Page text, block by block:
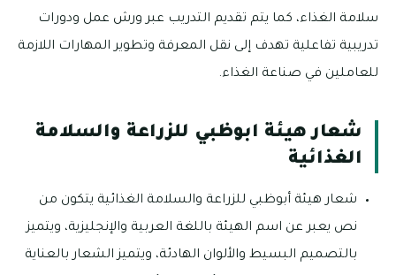
سلامة الغذاء، كما يتم تقديم التدريب عبر ورش عمل ودورات
تدريبية تفاعلية تهدف إلى نقل المعرفة وتطوير المهارات اللازمة
للعاملين في صناعة الغذاء.
شعار هيئة ابوظبي للزراعة والسلامة
الغذائية
شعار هيئة أبوظبي للزراعة والسلامة الغذائية يتكون من
نص يعبر عن اسم الهيئة باللغة العربية والإنجليزية، ويتميز
بالتصميم البسيط والألوان الهادئة، ويتميز الشعار بالعناية